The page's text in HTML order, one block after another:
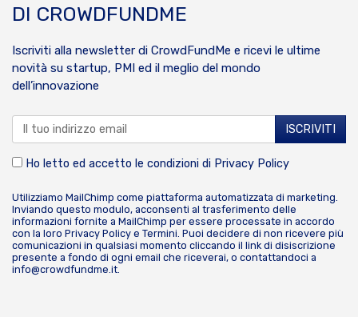
DI CROWDFUNDME
Iscriviti alla newsletter di CrowdFundMe e ricevi le ultime
novità su startup, PMI ed il meglio del mondo
dell’innovazione
Ho letto ed accetto le condizioni di Privacy Policy
Utilizziamo MailChimp come piattaforma automatizzata di marketing.
Inviando questo modulo, acconsenti al trasferimento delle
informazioni fornite a MailChimp per essere processate in accordo
con la loro Privacy Policy e Termini. Puoi decidere di non ricevere più
comunicazioni in qualsiasi momento cliccando il link di disiscrizione
presente a fondo di ogni email che riceverai, o contattandoci a
info@crowdfundme.it.